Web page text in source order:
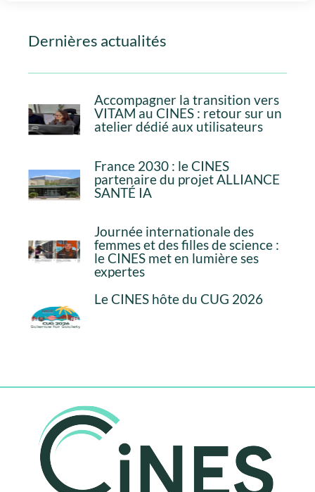
Dernières actualités
Accompagner la transition vers
VITAM au CINES : retour sur un
atelier dédié aux utilisateurs
France 2030 : le CINES
partenaire du projet ALLIANCE
SANTÉ IA
Journée internationale des
femmes et des filles de science :
le CINES met en lumière ses
expertes
Le CINES hôte du CUG 2026